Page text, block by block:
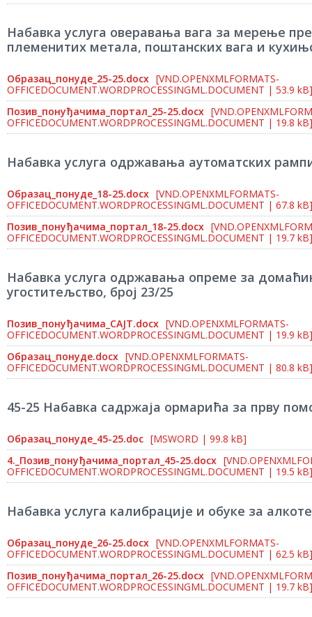
Набавка услуга оверавања вага за мерење
племенитих метала, поштанских вага и
Образац_понуде_25-25.docx [VND.OPENXMLFORMATS-
OFFICEDOCUMENT.WORDPROCESSINGML.DOCUMENT | 53.9 kB]
Позив_понуђачима_портал_25-25.docx
OFFICEDOCUMENT.WORDPROCESSINGML.DOCUMENT | 19.8 kB]
Набавка услуга одржавања аутоматских
Образац_понуде_18-25.docx [VND.OPENXMLFORMATS-
OFFICEDOCUMENT.WORDPROCESSINGML.DOCUMENT | 67.8 kB]
Позив_понуђачима_портал_18-25.docx
OFFICEDOCUMENT.WORDPROCESSINGML.DOCUMENT | 19.7 kB]
Набавка услуга одржавања опреме за
угоститељство, број 23/25
Позив_понуђачима_САЈТ.docx [VND.OPENXMLFORMATS-
OFFICEDOCUMENT.WORDPROCESSINGML.DOCUMENT | 19.9 kB]
Образац_понуде.docx [VND.OPENXMLFORMATS-
OFFICEDOCUMENT.WORDPROCESSINGML.DOCUMENT | 80.8 kB]
45-25 Набавка садржаја ормарића за прву
Образац_понуде_45-25.doc [MSWORD | 99.8 kB]
4._Позив_понуђачима_портал_45-25.docx
OFFICEDOCUMENT.WORDPROCESSINGML.DOCUMENT | 19.5 kB]
Набавка услуга калибрације и обуке за
Образац_понуде_26-25.docx [VND.OPENXMLFORMATS-
OFFICEDOCUMENT.WORDPROCESSINGML.DOCUMENT | 62.5 kB]
Позив_понуђачима_портал_26-25.docx
OFFICEDOCUMENT.WORDPROCESSINGML.DOCUMENT | 19.7 kB]